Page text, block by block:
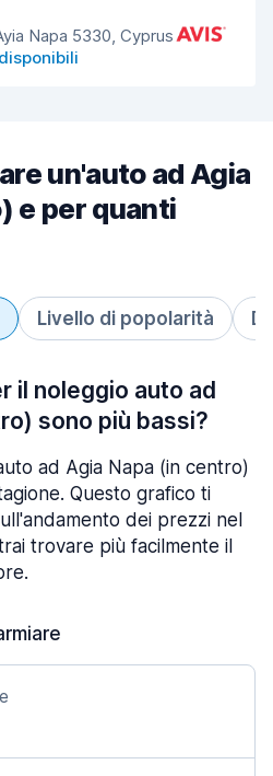
Napa 5330, Cyprus
un'auto ad Agia
e per quanti
Livello di popolarità
il noleggio auto ad
sono più bassi?
ad Agia Napa (in centro)
Questo grafico ti
dei prezzi nel
trovare più facilmente il